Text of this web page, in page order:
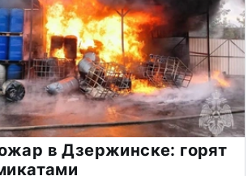
в Дзержинске: горят